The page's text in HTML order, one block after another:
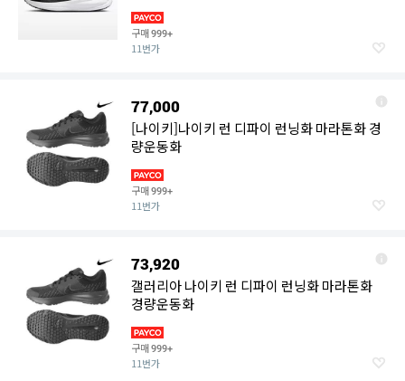
구매999+
11번가
77,000
[나이키]나이키 런 디파이 런닝화 마라톤화 경
량운동화
구매999+
11번가
73,920
갤러리아 나이키 런 디파이 런닝화 마라톤화
경량운동화
구매999+
11번가